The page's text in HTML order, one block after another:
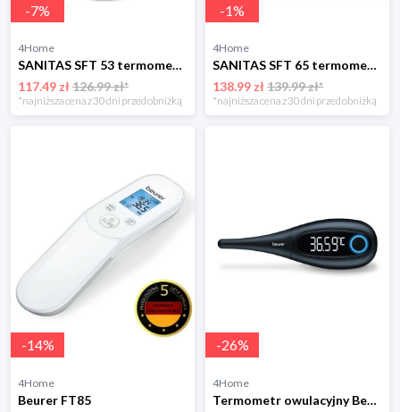
-7%
4Home
SANITAS SFT 53 termometr cyfrowy do ucha Sanitas
117.49 zł126.99 zł*
*najniższa cena z 30 dni przed obniżką
-1%
4Home
SANITAS SFT 65 termometr wielofunkcyjny 6w1 Sanitas
138.99 zł139.99 zł*
*najniższa cena z 30 dni przed obniżką
-14%
4Home
Beurer FT85
-26%
4Home
Termometr owulacyjny Beurer OT 30